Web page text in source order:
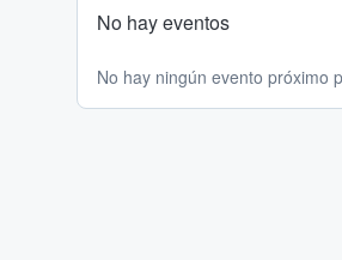
No hay eventos
No hay ningún evento próximo